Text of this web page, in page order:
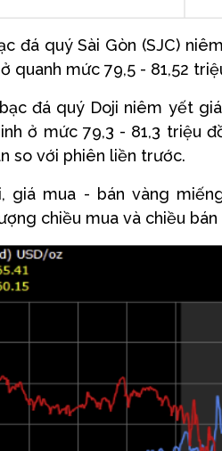
đá quý Sài Gòn (SJC)
ở quanh mức 79,5 - 81,52
đá quý Doji niêm yết
ở mức 79,3 - 81,3
so với phiên liền trước.
giá mua - bán vàng
chiều mua và chiều